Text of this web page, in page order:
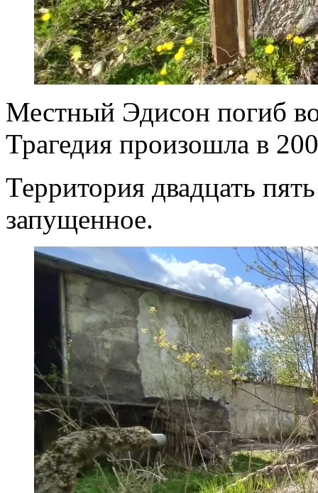
Местный Эдисон погиб
Трагедия произошла в
Территория двадцать
запущенное.